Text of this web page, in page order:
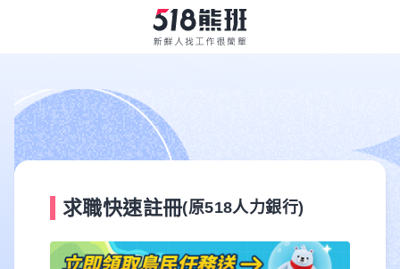
求職快速註冊(原518人力銀行)